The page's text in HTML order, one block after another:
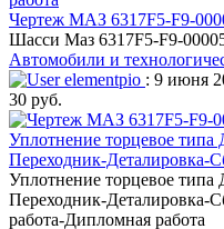
Чертеж МАЗ 6317F5-F9-
Шасси Маз 6317F5-F9-
Автомобили и
elementpio : 9 июня
30 руб.
Уплотнение торцевое
Переходник-Деталировка-
Уплотнение торцевое
Переходник-Деталировка-
работа-Дипломная работа